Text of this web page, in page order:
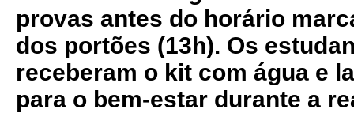
provas antes do horário
dos portões (13h). Os
receberam o kit com água e
para o bem-estar durante a